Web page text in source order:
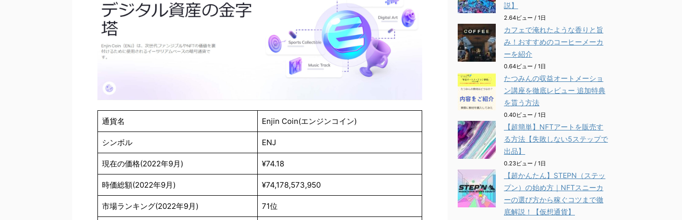
通貨名 Enjin Coin(エンジンコイン)
シンボル ENJ
現在の価格(2022年9月) ¥74.18
時価総額(2022年9月) ¥74,178,573,950
市場ランキング(2022年9月) 71位
説】
2.64ビュー / 1日
カフェで淹れたような香りと旨
み！おすすめのコーヒーメーカ
ーを紹介
0.64ビュー / 1日
たつみんの収益オートメーショ
ン講座を徹底レビュー 追加特典
を貰う方法
0.40ビュー / 1日
【超簡単】NFTアートを販売す
る方法【失敗しない5ステップで
出品】
0.23ビュー / 1日
【超かんたん】STEPN（ステッ
プン）の始め方｜NFTスニーカ
ーの選び方から稼ぐコツまで徹
底解説！【仮想通貨】